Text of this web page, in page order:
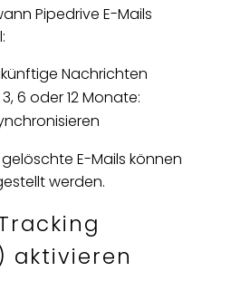
Pipedrive E-Mails
Nachrichten
6 oder 12 Monate:
E-Mails können
werden.
aktivieren